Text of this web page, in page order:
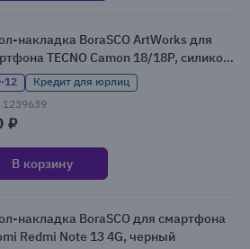
накладка BoraSCO ArtWorks для
TECNO Camon 18/18P, силикон,
Кредит для юрлиц
₽
В корзину
накладка BoraSCO для смартфона
Redmi Note 13 4G, черный